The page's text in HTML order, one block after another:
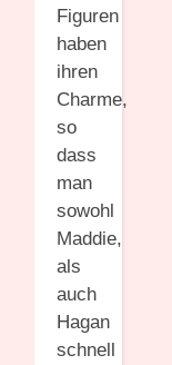
Figuren
haben
ihren
Charme,
so
dass
man
sowohl
Maddie,
als
auch
Hagan
schnell